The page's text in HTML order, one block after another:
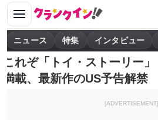
ニュース 特集 インタビュー
これぞ「トイ・ストーリー
満載、最新作のUS予告解禁
[ADVERTISEMENT]